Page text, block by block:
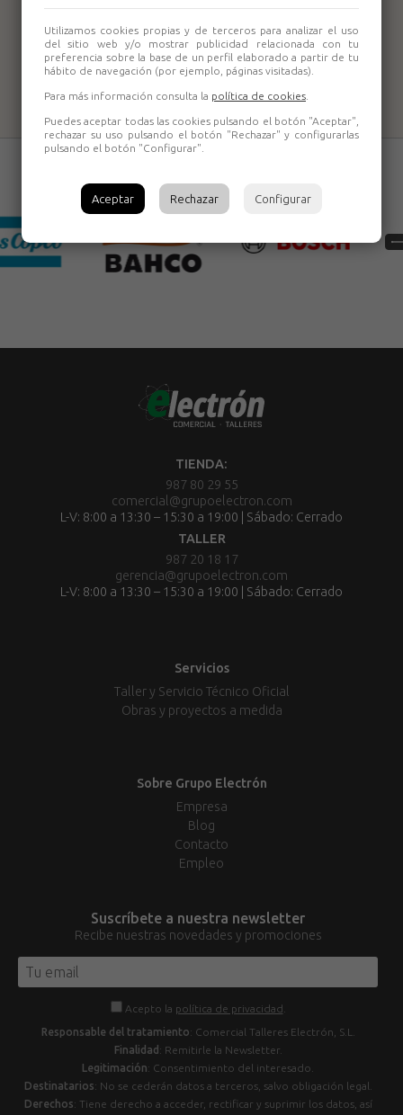
Vasos de impacto
3/4" serie larga
TIENDA:
987 80 29 55
comercial@grupoelectron.com
L-V: 8:00 a 13:30 – 15:30 a 19:00 | Sábado: Cerrado
TALLER
987 20 18 17
gerencia@grupoelectron.com
L-V: 8:00 a 13:30 – 15:30 a 19:00 | Sábado: Cerrado
Servicios
Taller y Servicio Técnico Oficial
Obras y proyectos a medida
Sobre Grupo Electrón
Empresa
Blog
Contacto
Empleo
Suscríbete a nuestra newsletter
Recibe nuestras novedades y promociones
Acepto la política de privacidad
Responsable del tratamiento: Comercial Talleres Electrón, S.L.
Finalidad : Remitirle la Newsletter.
Legitimación: Consentimiento del interesado.
Destinatarios: No se cederán datos a terceros, salvo obligación legal.
Derechos: Tiene derecho a acceder, rectificar y suprimir los datos, así
Utilizamos cookies propias y de terceros para analizar el uso
del sitio web y/o mostrar publicidad relacionada con tu
preferencia sobre la base de un perfil elaborado a partir de tu
hábito de navegación (por ejemplo, páginas visitadas).
Para más información consulta la política de cookies
Puedes aceptar todas las cookies pulsando el botón "Aceptar",
rechazar su uso pulsando el botón "Rechazar" y configurarlas
pulsando el botón "Configurar".
Aceptar Rechazar Configurar